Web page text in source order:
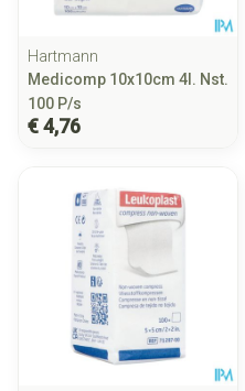
Hartmann
Medicomp 10x10cm 4l. Nst.
100 P/s
€ 4,76